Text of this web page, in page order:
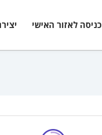
כניסה לאזור האישי